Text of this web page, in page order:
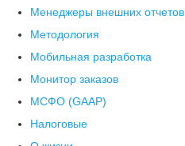
Менеджеры внешних отчетов
Методология
Мобильная разработка
Монитор заказов
МСФО (GAAP)
Налоговые